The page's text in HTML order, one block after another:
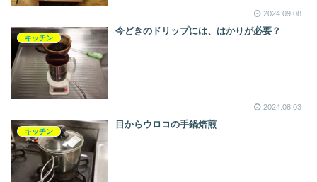
2024.09.08
キッチン
今どきのドリップには、はかりが必要？
2024.08.03
キッチン
目からウロコの手鍋焙煎